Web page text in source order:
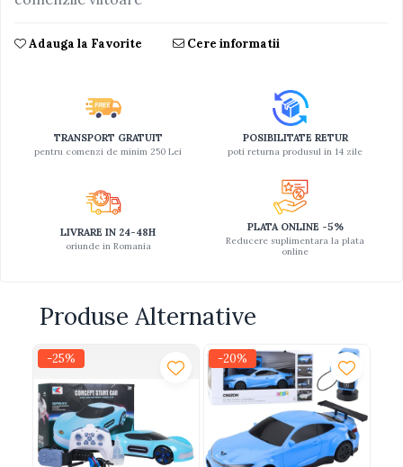
Motociclete
Plastilina
Proiectoare
Saltelute si centre de activitati
Set Avioane si submarine
Seturi de doctor
Trenuri cu sine
Vehicule de constructii
Adauga la Favorite Cere informatii
TRANSPORT GRATUIT
pentru comenzi de minim 250 Lei
POSIBILITATE RETUR
poti returna produsul in 14 zile
LIVRARE IN 24-48H
oriunde in Romania
PLATA ONLINE -5%
Reducere suplimentara la plata
online
Produse Alternative
-25% -20%